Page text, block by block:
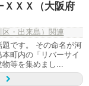
ＸＸＸ（大阪府
・出来島）関連
です。 その命名が河
町内の「リバーサイ
物等を集めまし...